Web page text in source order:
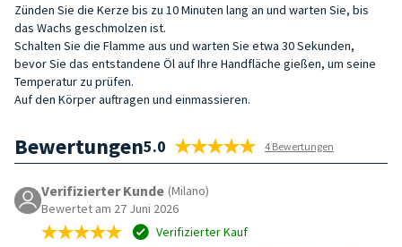
Zünden Sie die Kerze bis zu 10 Minuten lang an und warten Sie, bis
das Wachs geschmolzen ist.
Schalten Sie die Flamme aus und warten Sie etwa 30 Sekunden,
bevor Sie das entstandene Öl auf Ihre Handfläche gießen, um seine
Temperatur zu prüfen.
Auf den Körper auftragen und einmassieren.
Bewertungen5.0 4 Bewertungen
Verifizierter Kunde (Milano)
Bewertet am 27 Juni 2026
Verifizierter Kauf